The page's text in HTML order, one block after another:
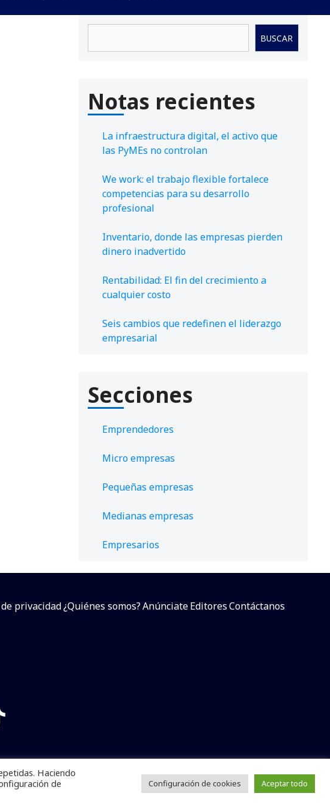
BUSCAR
Notas recientes
La infraestructura digital, el activo que
las PyMEs no controlan
We work: el trabajo flexible fortalece
competencias para su desarrollo
profesional
Inventario, donde las empresas pierden
dinero inadvertido
Rentabilidad: El fin del crecimiento a
cualquier costo
Seis cambios que redefinen el liderazgo
empresarial
Secciones
Emprendedores
Micro empresas
Pequeñas empresas
Medianas empresas
Empresarios
privacidad¿Quiénes somos?AnúnciateEditoresContáctanos
total o parcial sin dar referencia a la fuente.
Haciendo
de
Configuración de cookies Aceptar todo